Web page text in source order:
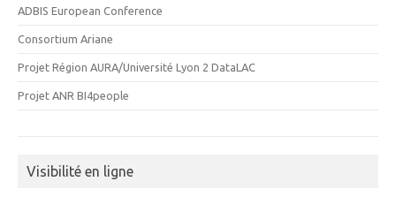
ADBIS European Conference
Consortium Ariane
Projet Région AURA/Université Lyon 2 DataLAC
Projet ANR BI4people
Visibilité en ligne